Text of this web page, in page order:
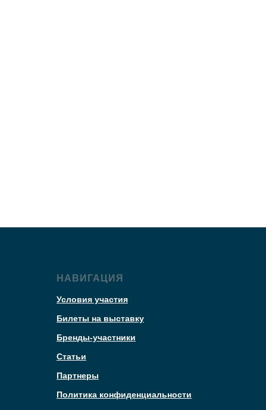
НАВИГАЦИЯ
Условия участия
Билеты на выставку
Бренды-участники
Статьи
Партнеры
Политика конфиденциальности